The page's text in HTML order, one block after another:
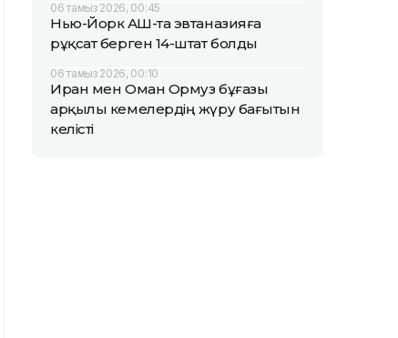
06 тамыз 2026, 00:45
Нью-Йорк АҚШ-та эвтаназияға
рұқсат берген 14-штат болды
06 тамыз 2026, 00:10
Иран мен Оман Ормуз бұғазы
арқылы кемелердің жүру бағытын
келісті